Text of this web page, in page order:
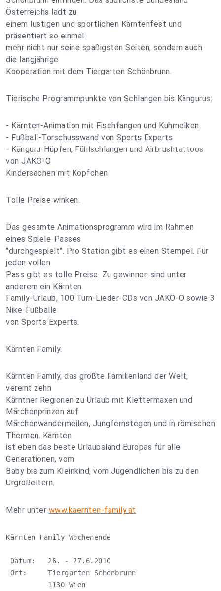
Österreichs lädt zu
einem lustigen und sportlichen Kärntenfest und
präsentiert so einmal
mehr nicht nur seine spaßigsten Seiten, sondern auch
die langjährige
Kooperation mit dem Tiergarten Schönbrunn.
Tierische Programmpunkte von Schlangen bis Kängurus:
- Kärnten-Animation mit Fischfangen und Kuhmelken
- Fußball-Torschusswand von Sports Experts
- Känguru-Hüpfen, Fühlschlangen und Airbrushtattoos
von JAKO-O
Kindersachen mit Köpfchen
Tolle Preise winken.
Das gesamte Animationsprogramm wird im Rahmen
eines Spiele-Passes
"durchgespielt". Pro Station gibt es einen Stempel. Für
jeden vollen
Pass gibt es tolle Preise. Zu gewinnen sind unter
anderem ein Kärnten
Family-Urlaub, 100 Turn-Lieder-CDs von JAKO-O sowie 3
Nike-Fußbälle
von Sports Experts.
Kärnten Family.
Kärnten Family, das größte Familienland der Welt,
vereint zehn
Kärntner Regionen zu Urlaub mit Klettermaxen und
Märchenprinzen auf
Märchenwandermeilen, Jungfernstegen und in römischen
Thermen. Kärnten
ist eben das beste Urlaubsland Europas für alle
Generationen, vom
Baby bis zum Kleinkind, vom Jugendlichen bis zu den
Urgroßeltern.
Mehr unter www.kaernten-family.at
Kärnten Family Wochenende
Datum:   26. - 27.6.2010
Ort:     Tiergarten Schönbrunn
          1130 Wien